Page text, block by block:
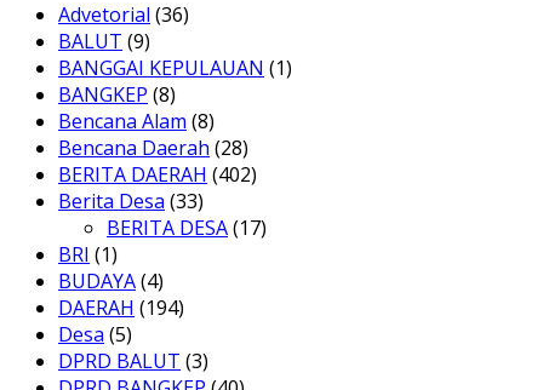
Advetorial (36)
BALUT (9)
BANGGAI KEPULAUAN (1)
BANGKEP (8)
Bencana Alam (8)
Bencana Daerah (28)
BERITA DAERAH (402)
Berita Desa (33)
BERITA DESA(17)
BRI (1)
BUDAYA(4)
DAERAH (194)
Desa (5)
DPRD BALUT (3)